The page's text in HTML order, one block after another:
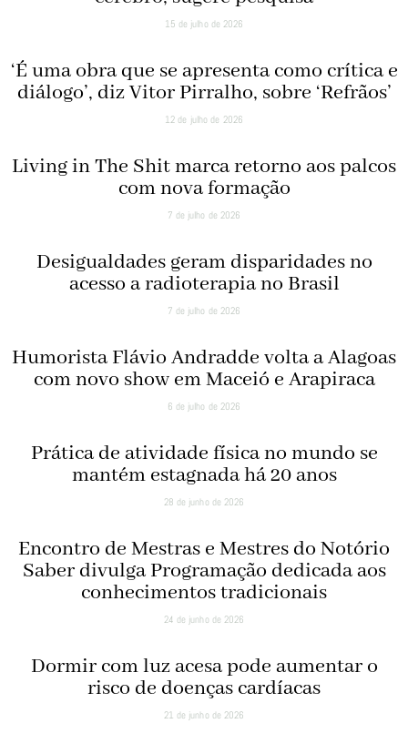
15 de julho de 2026
‘É uma obra que se apresenta como crítica e
diálogo’, diz Vitor Pirralho, sobre ‘Refrãos’
12 de julho de 2026
Living in The Shit marca retorno aos palcos
com nova formação
7 de julho de 2026
Desigualdades geram disparidades no
acesso a radioterapia no Brasil
7 de julho de 2026
Humorista Flávio Andradde volta a Alagoas
com novo show em Maceió e Arapiraca
6 de julho de 2026
Prática de atividade física no mundo se
mantém estagnada há 20 anos
28 de junho de 2026
Encontro de Mestras e Mestres do Notório
Saber divulga Programação dedicada aos
conhecimentos tradicionais
24 de junho de 2026
Dormir com luz acesa pode aumentar o
risco de doenças cardíacas
21 de junho de 2026